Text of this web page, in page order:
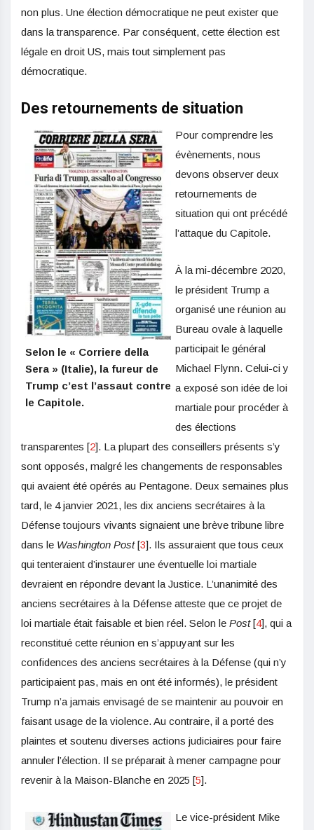
non plus. Une élection démocratique ne peut exister que
dans la transparence. Par conséquent, cette élection est
légale en droit US, mais tout simplement pas
démocratique.
Des retournements de situation
Selon le « Corriere della
Sera » (Italie), la fureur de
Trump c’est l’assaut contre
le Capitole.
Pour comprendre les
évènements, nous
devons observer deux
retournements de
situation qui ont précédé
l’attaque du Capitole.
À la mi-décembre 2020,
le président Trump a
organisé une réunion au
Bureau ovale à laquelle
participait le général
Michael Flynn. Celui-ci y
a exposé son idée de loi
martiale pour procéder à
des élections
transparentes [2]. La plupart des conseillers présents s’y
sont opposés, malgré les changements de responsables
qui avaient été opérés au Pentagone. Deux semaines plus
tard, le 4 janvier 2021, les dix anciens secrétaires à la
Défense toujours vivants signaient une brève tribune libre
dans le Washington Post[3]. Ils assuraient que tous ceux
qui tenteraient d’instaurer une éventuelle loi martiale
devraient en répondre devant la Justice. L’unanimité des
anciens secrétaires à la Défense atteste que ce projet de
loi martiale était faisable et bien réel. Selon le Post[4], qui a
reconstitué cette réunion en s’appuyant sur les
confidences des anciens secrétaires à la Défense (qui n’y
participaient pas, mais en ont été informés), le président
Trump n’a jamais envisagé de se maintenir au pouvoir en
faisant usage de la violence. Au contraire, il a porté des
plaintes et soutenu diverses actions judiciaires pour faire
annuler l’élection. Il se préparait à mener campagne pour
revenir à la Maison-Blanche en 2025 [5].
Le vice-président Mike